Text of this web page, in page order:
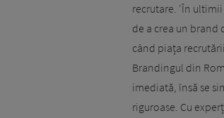
recrutare. 'În
de a crea un brand
când piața
Brandingul din
imediată, însă se
riguroase. Cu